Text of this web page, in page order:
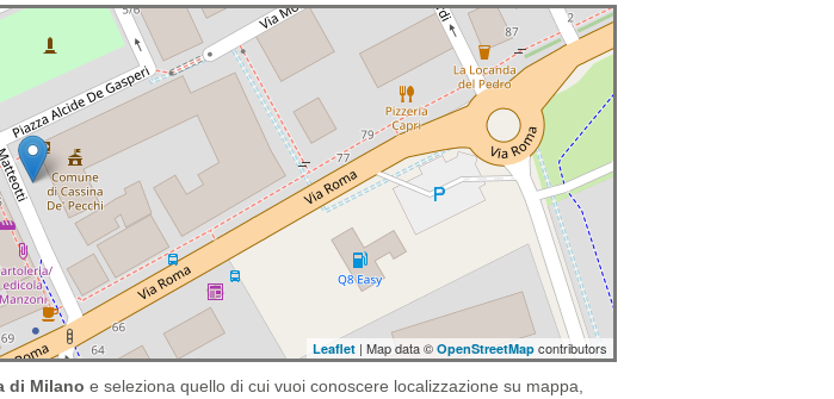
Leaflet | Map data © OpenStreetMap contributors
di Milano e seleziona quello di cui vuoi conoscere localizzazione su mappa,